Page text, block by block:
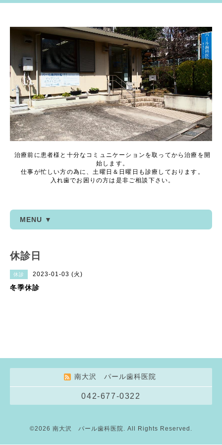
治療前に患者様と十分なコミュニケーションを取ってから治療を開
始します。
仕事が忙しい方の為に、土曜日＆日曜日も診療しております。
入れ歯でお困りの方は是非ご相談下さい。
MENU ▼
休診日
休診 2023-01-03 (火)
冬季休診
南大沢 パール歯科医院
042-677-0322
©2026 南大沢 パール歯科医院. All Rights Reserved.